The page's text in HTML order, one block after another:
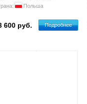
Польша
600 руб. Подробнее